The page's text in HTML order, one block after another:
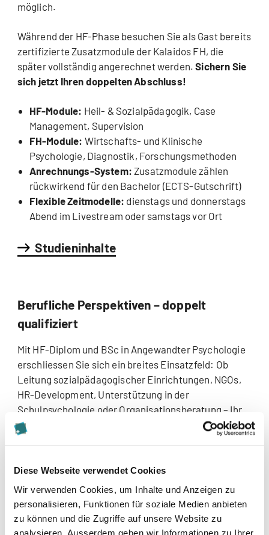
Diese Webseite verwendet Cookies
Wir verwenden Cookies, um Inhalte und Anzeigen zu
personalisieren, Funktionen für soziale Medien anbieten
zu können und die Zugriffe auf unsere Website zu
analysieren. Ausserdem geben wir Informationen zu Ihrer
möglich.
Während der HF-Phase besuchen Sie als Gast bereits
zertifizierte Zusatzmodule der Kalaidos FH, die
später vollständig angerechnet werden.Sichern Sie
sich jetzt Ihren doppelten Abschluss!
HF-Module: Heil- & Sozialpädagogik, Case
Management, Supervision
FH-Module: Wirtschafts- und Klinische
Psychologie, Diagnostik, Forschungsmethoden
Anrechnungs-System: Zusatzmodule zählen
rückwirkend für den Bachelor (ECTS-Gutschrift)
Flexible Zeitmodelle: dienstags und donnerstags
Abend im Livestream oder samstags vor Ort
Studieninhalte
Berufliche Perspektiven – doppelt
qualifiziert
Mit HF-Diplom und BSc in Angewandter Psychologie
erschliessen Sie sich ein breites Einsatzfeld: Ob
Leitung sozialpädagogischer Einrichtungen, NGOs,
HR-Development, Unterstützung in der
Schulpsychologie oder Organisationsberatung – Ihr
Profil vereint sozialpädagogisches Know-how mit
psychologischer Analysefähigkeit.
Nutzen Sie diesen
Leitung & Fachkoordinationin Kinder- und
Jugendinstitutionen
HR- und Development-Rollen in Unternehmen und
NGOs